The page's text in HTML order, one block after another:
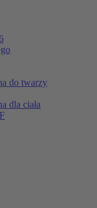
do twarzy
dla ciała